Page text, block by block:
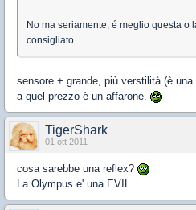
No ma seriamente, é meglio questa o
consigliato...
sensore + grande, più verstilità (è
a quel prezzo è un affarone.
TigerShark
01 ott 2011
cosa sarebbe una reflex?
La Olympus e' una EVIL.